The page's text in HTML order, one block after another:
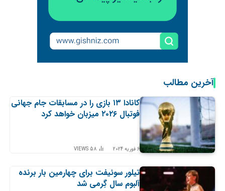
آخرین مطالب
کانادا ۱۳ بازی را در مسابقات جام جهانی
فوتبال ۲۰۲۶ میزبان خواهد کرد
6 فوریه 2024 58
VIEWS
تیلور سوئیفت برای چهارمین بار برنده
آلبوم سال گِرمی شد